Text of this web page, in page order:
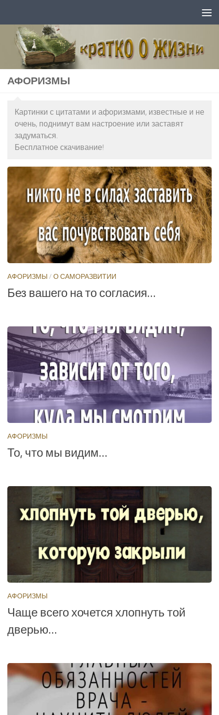
АФОРИЗМЫ
Картинки с цитатами и афоризмами, известные и не
очень, поднимут вам настроение или заставят
задуматься.
Бесплатное скачивание!
АФОРИЗМЫ/ О САМОРАЗВИТИИ
Без вашего на то согласия…
АФОРИЗМЫ
То, что мы видим…
АФОРИЗМЫ
Чаще всего хочется хлопнуть той
дверью…